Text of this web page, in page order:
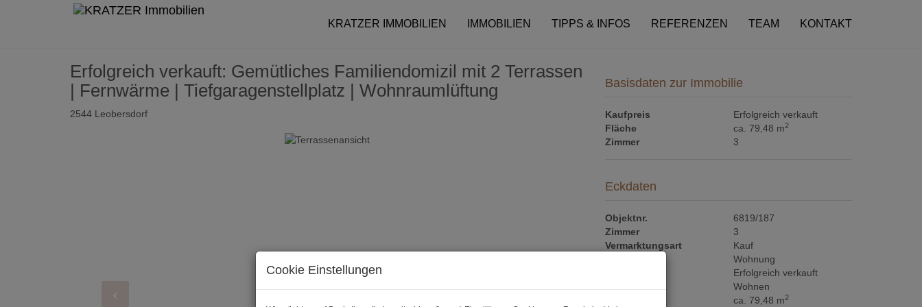
KRATZER IMMOBILIEN IMMOBILIEN TIPPS & INFOS REFERENZEN TEAM KONTAKT
Erfolgreich verkauft: Gemütliches Familiendomizil mit 2 Terrassen
| Fernwärme | Tiefgaragenstellplatz | Wohnraumlüftung
2544 Leobersdorf
Basisdaten zur Immobilie
Kaufpreis
Erfolgreich verkauft
Fläche
ca. 79,48 m2
Zimmer 3
Eckdaten
Objektnr.
6819/187
Zimmer
3
Vermarktungsart
Kauf
Wohnung
Erfolgreich verkauft
Wohnen
ca. 79,48 m2
Cookie Einstellungen